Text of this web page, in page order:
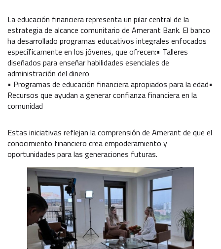
La educación financiera representa un pilar central de la
estrategia de alcance comunitario de Amerant Bank. El banco
ha desarrollado programas educativos integrales enfocados
específicamente en los jóvenes, que ofrecen:• Talleres
diseñados para enseñar habilidades esenciales de
administración del dinero
• Programas de educación financiera apropiados para la edad•
Recursos que ayudan a generar confianza financiera en la
comunidad
Estas iniciativas reflejan la comprensión de Amerant de que el
conocimiento financiero crea empoderamiento y
oportunidades para las generaciones futuras.